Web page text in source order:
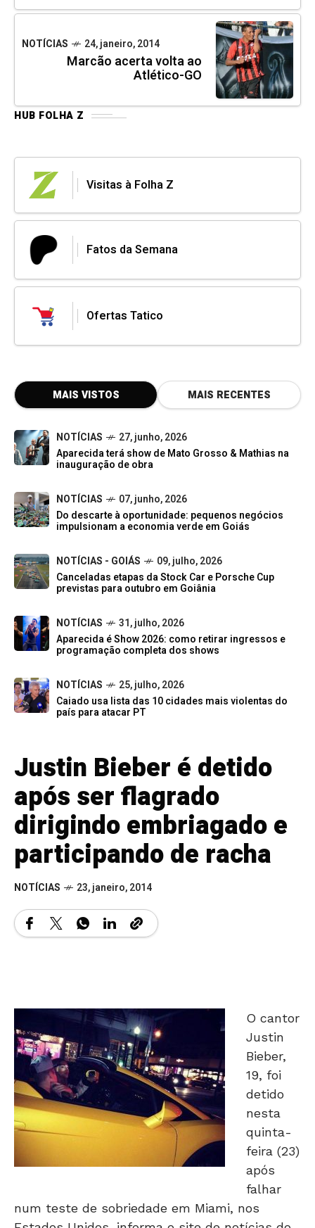
NOTÍCIAS 24, janeiro, 2014
Marcão acerta volta ao
Atlético-GO
HUB FOLHA Z
Visitas à Folha Z
Fatos da Semana
Ofertas Tatico
MAIS VISTOS MAIS RECENTES
NOTÍCIAS
27, junho, 2026
Aparecida terá show de Mato Grosso & Mathias na
inauguração de obra
NOTÍCIAS
07, junho, 2026
Do descarte à oportunidade: pequenos negócios
impulsionam a economia verde em Goiás
NOTÍCIAS - GOIÁS
09, julho, 2026
Canceladas etapas da Stock Car e Porsche Cup
previstas para outubro em Goiânia
NOTÍCIAS
31, julho, 2026
Aparecida é Show 2026: como retirar ingressos e
programação completa dos shows
NOTÍCIAS
25, julho, 2026
Caiado usa lista das 10 cidades mais violentas do
país para atacar PT
Justin Bieber é detido
após ser flagrado
dirigindo embriagado e
participando de racha
NOTÍCIAS 23, janeiro, 2014
Justin
Bieber,
19, foi
detido
nesta
quinta-
feira (23)
após
falhar
num teste de sobriedade em Miami, nos
Estados Unidos, informa o site de notícias do
canal WSVN, afiliada da Fox na Flórida.